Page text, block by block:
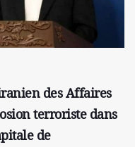
des Affaires
terroriste dans
de